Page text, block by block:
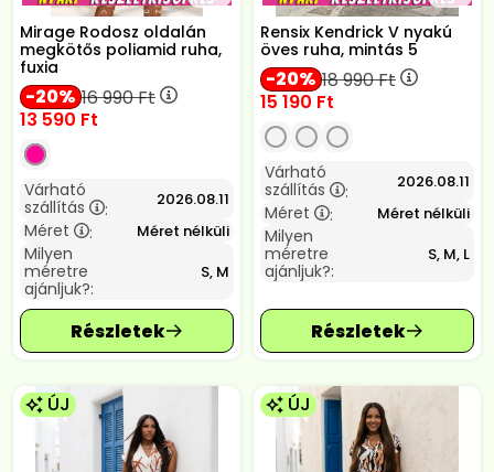
Mirage Rodosz oldalán
megkötős poliamid ruha,
fuxia
20 16 990Ft
13 590 Ft
Várható
szállítás
: 2026.08.11
Méret : Méret nélküli
Milyen
méretre
ajánljuk?:
S, M
Rensix Kendrick V nyakú
öves ruha, mintás 5
20 18 990Ft
15 190 Ft
Várható
szállítás
: 2026.08.11
Méret : Méret nélküli
Milyen
méretre
ajánljuk?:
S, M, L
ÚJ ÚJ